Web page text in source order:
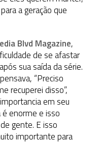
a geração que
Blvd Magazine,
de se afastar
sua saída da série.
“Preciso
recuperei disso”,
em seu
é enorme e isso
gente. E isso
importante para